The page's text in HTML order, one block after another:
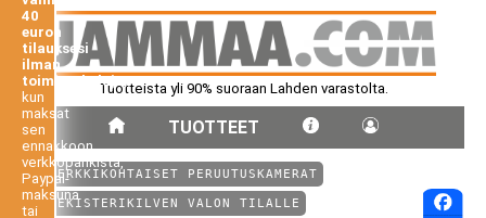
Tuotteista yli 90% suoraan Lahden varastolta.
TUOTTEET
40
euron
tilauksesi
ilman
toimituskuluja,
kun
maksat
sen
ennakkoon
verkkopankista,
Paypal-
maksuna
tai
⤺ MERKKIKOHTAISET PERUUTUSKAMERAT
⤺ REKISTERIKILVEN VALON TILALLE